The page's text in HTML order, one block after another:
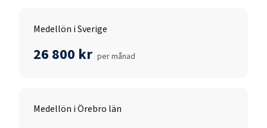
Medellön i Sverige
26 800 kr per månad
Medellön i Örebro län